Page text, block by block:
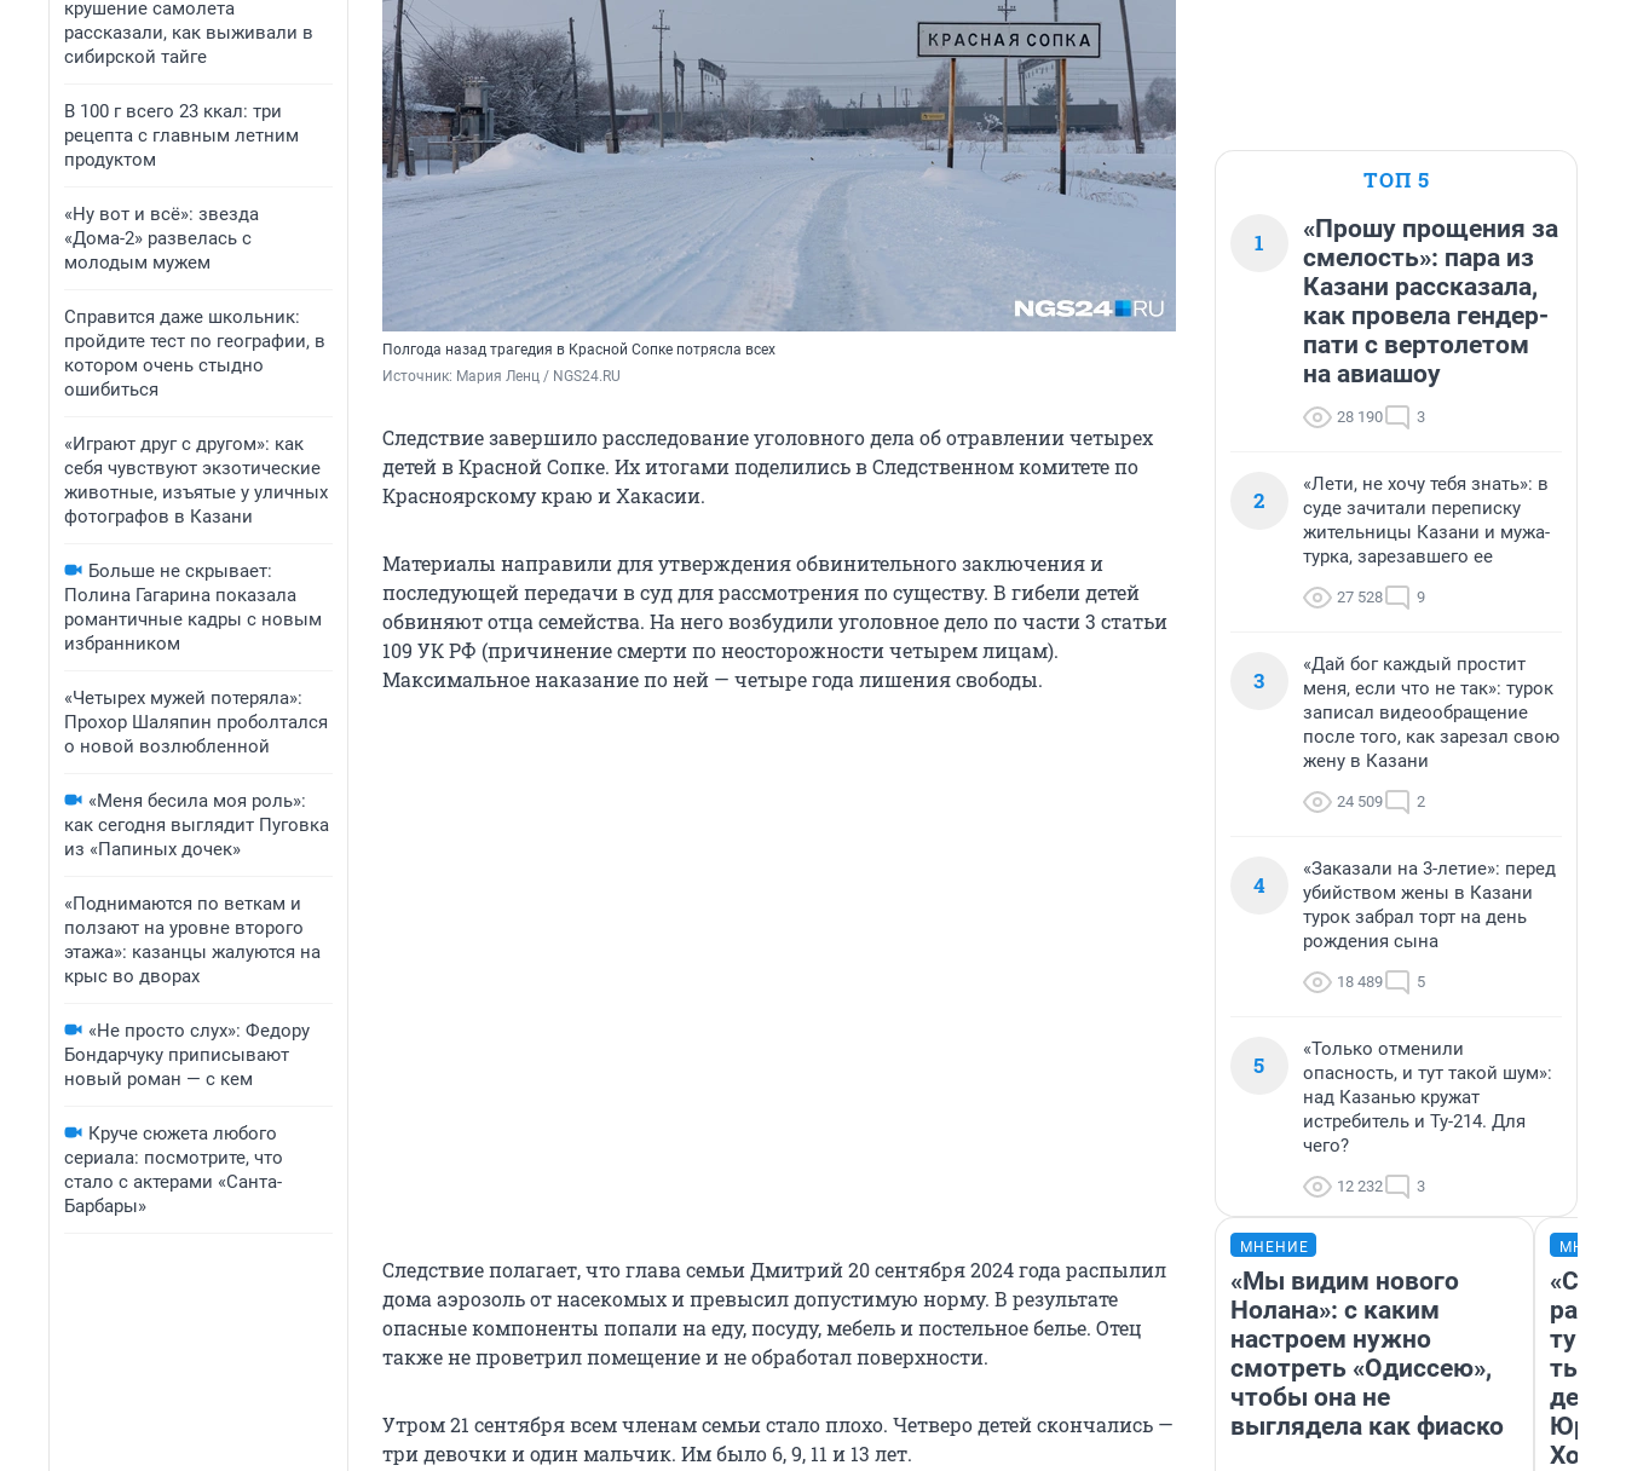
крушение самолета
рассказали, как выживали в
сибирской тайге
В 100 г всего 23 ккал: три
рецепта с главным летним
продуктом
«Ну вот и всё»: звезда
«Дома-2» развелась с
молодым мужем
Справится даже школьник:
пройдите тест по географии, в
котором очень стыдно
ошибиться
«Играют друг с другом»: как
себя чувствуют экзотические
животные, изъятые у уличных
фотографов в Казани
Больше не скрывает:
Полина Гагарина показала
романтичные кадры с новым
избранником
«Четырех мужей потеряла»:
Прохор Шаляпин проболтался
о новой возлюбленной
«Меня бесила моя роль»:
как сегодня выглядит Пуговка
из «Папиных дочек»
«Поднимаются по веткам и
ползают на уровне второго
этажа»: казанцы жалуются на
крыс во дворах
«Не просто слух»: Федору
Бондарчуку приписывают
новый роман — с кем
Круче сюжета любого
сериала: посмотрите, что
стало с актерами «Санта-
Барбары»
Полгода назад трагедия в Красной Сопке потрясла всех
Источник: Мария Ленц / NGS24.RU
Следствие завершило расследование уголовного дела об отравлении четырех
детей в Красной Сопке. Их итогами поделились в Следственном комитете по
Красноярскому краю и Хакасии.
Материалы направили для утверждения обвинительного заключения и
последующей передачи в суд для рассмотрения по существу. В гибели детей
обвиняют отца семейства. На него возбудили уголовное дело по части 3 статьи
109 УК РФ (причинение смерти по неосторожности четырем лицам).
Максимальное наказание по ней — четыре года лишения свободы.
Следствие полагает, что глава семьи Дмитрий 20 сентября 2024 года распылил
дома аэрозоль от насекомых и превысил допустимую норму. В результате
опасные компоненты попали на еду, посуду, мебель и постельное белье. Отец
также не проветрил помещение и не обработал поверхности.
Утром 21 сентября всем членам семьи стало плохо. Четверо детей скончались —
три девочки и один мальчик. Им было 6, 9, 11 и 13 лет.
ТОП 5
1
«Прошу прощения за
смелость»: пара из
Казани рассказала,
как провела гендер-
пати с вертолетом
на авиашоу
28 190 3
2
«Лети, не хочу тебя знать»: в
суде зачитали переписку
жительницы Казани и мужа-
турка, зарезавшего ее
27 528 9
3
«Дай бог каждый простит
меня, если что не так»: турок
записал видеообращение
после того, как зарезал свою
жену в Казани
24 509 2
4
«Заказали на 3-летие»: перед
убийством жены в Казани
турок забрал торт на день
рождения сына
18 489 5
5
«Только отменили
опасность, и тут такой шум»:
над Казанью кружат
истребитель и Ту-214. Для
чего?
12 232 3
МНЕНИЕ
«Мы видим нового
Нолана»: с каким
настроем нужно
смотреть «Одиссею»,
чтобы она не
выглядела как фиаско
день